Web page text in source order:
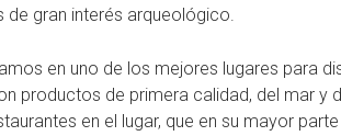
gran interés arqueológico.
en uno de los mejores lugares para
productos de primera calidad, del mar y
en el lugar, que en su mayor